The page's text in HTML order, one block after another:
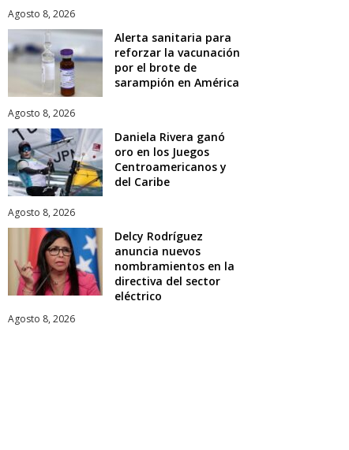
Agosto 8, 2026
Alerta sanitaria para
reforzar la vacunación
por el brote de
sarampión en América
Agosto 8, 2026
Daniela Rivera ganó
oro en los Juegos
Centroamericanos y
del Caribe
Agosto 8, 2026
Delcy Rodríguez
anuncia nuevos
nombramientos en la
directiva del sector
eléctrico
Agosto 8, 2026